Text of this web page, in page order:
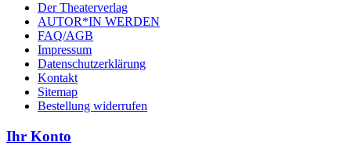
Der Theaterverlag
AUTOR*IN WERDEN
FAQ/AGB
Impressum
Datenschutzerklärung
Kontakt
Sitemap
Bestellung widerrufen
Ihr Konto